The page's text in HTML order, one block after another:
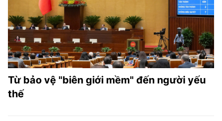
Từ bảo vệ "biên giới mềm" đến người yếu
thế